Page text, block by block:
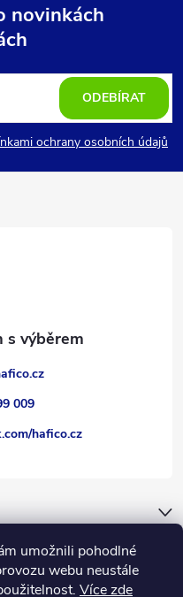
umožnili pohodlné
webu neustále
Více zde
novinkách
ochrany osobních údajů
ODEBÍRAT
009
hafico.cz